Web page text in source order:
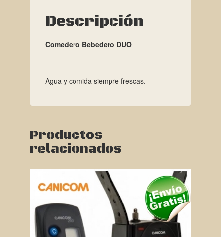
Descripción
Comedero Bebedero DUO
Agua y comida siempre frescas.
Productos
relacionados